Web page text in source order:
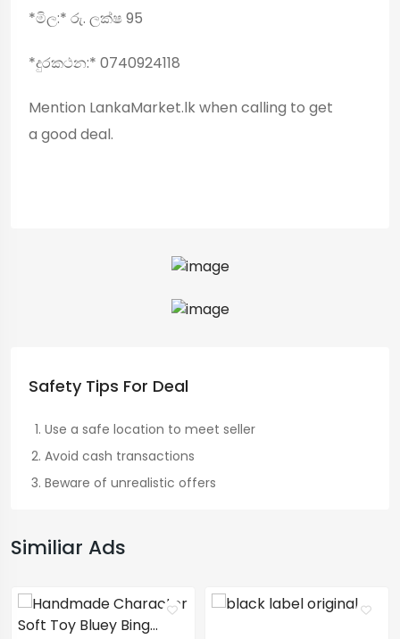
*මිල:* රු. ලක්ෂ 95
*දුරකථන:* 0740924118
Mention LankaMarket.lk when calling to get
a good deal.
Safety Tips For Deal
Use a safe location to meet seller
Avoid cash transactions
Beware of unrealistic offers
Similiar Ads